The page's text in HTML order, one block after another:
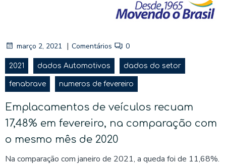
março 2, 2021 | Comentários 0
2021 dados Automotivos dados do setor
fenabrave numeros de fevereiro
Emplacamentos de veículos recuam
17,48% em fevereiro, na comparação com
o mesmo mês de 2020
Na comparação com janeiro de 2021, a queda foi de 11,68%.